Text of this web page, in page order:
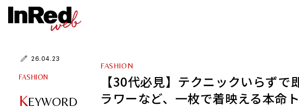
FASHION
【30代必見】テクニックいらず
ラワーなど、一枚で着映える本命
26.04.23
FASHION
KEYWORD